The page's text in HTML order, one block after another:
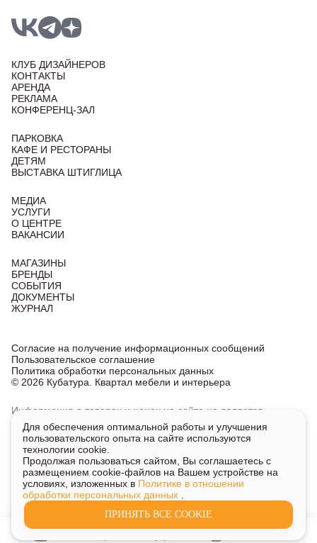
КЛУБ ДИЗАЙНЕРОВ
КОНТАКТЫ
АРЕНДА
РЕКЛАМА
КОНФЕРЕНЦ-ЗАЛ
ПАРКОВКА
КАФЕ И РЕСТОРАНЫ
ДЕТЯМ
ВЫСТАВКА ШТИГЛИЦА
МЕДИА
УСЛУГИ
О ЦЕНТРЕ
ВАКАНСИИ
МАГАЗИНЫ
БРЕНДЫ
СОБЫТИЯ
ДОКУМЕНТЫ
ЖУРНАЛ
© 2026 Кубатура. Квартал мебели и интерьера
Согласие на получение информационных сообщений
Пользовательское соглашение
Политика обработки персональных данных
Информация о товарах и ценах на сайте не является
публичной офертой, носит исключительно информационный
характер.
Для получения подробной информации о наличии
и стоимости указанных товаров и услуг напишите или
позвоните нам.
Для обеспечения оптимальной работы и улучшения
пользовательского опыта на сайте используются
технологии cookie.
Продолжая пользоваться сайтом, Вы соглашаетесь с
размещением cookie-файлов на Вашем устройстве на
условиях, изложенных в Политике в отношении
обработки персональных данных
ПРИНЯТЬ ВСЕ COOKIE